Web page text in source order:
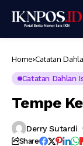
Home Catatan
Catatan Dahlan
Tempe
Derry Sutardi
Share